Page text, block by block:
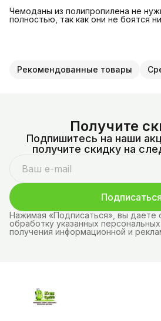
Чемоданы из полипропилена не
полностью, так как они не боятся
Рекомендованные товары
Получите
Подпишитесь на наши
получите скидку на
Подписаться
Нажимая «Подписаться», вы даете
обработку указанных
получения информационной и